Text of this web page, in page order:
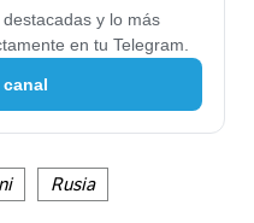
y lo más
en tu Telegram.
canal
Rusia